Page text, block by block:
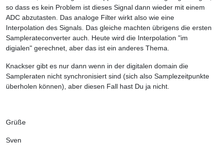
so dass es kein Problem ist dieses Signal dann wieder mit einem
ADC abzutasten. Das analoge Filter wirkt also wie eine
Interpolation des Signals. Das gleiche machten übrigens die ersten
Samplerateconverter auch. Heute wird die Interpolation "im
digialen" gerechnet, aber das ist ein anderes Thema.
Knackser gibt es nur dann wenn in der digitalen domain die
Sampleraten nicht synchronisiert sind (sich also Samplezeitpunkte
überholen können), aber diesen Fall hast Du ja nicht.
Grüße
Sven